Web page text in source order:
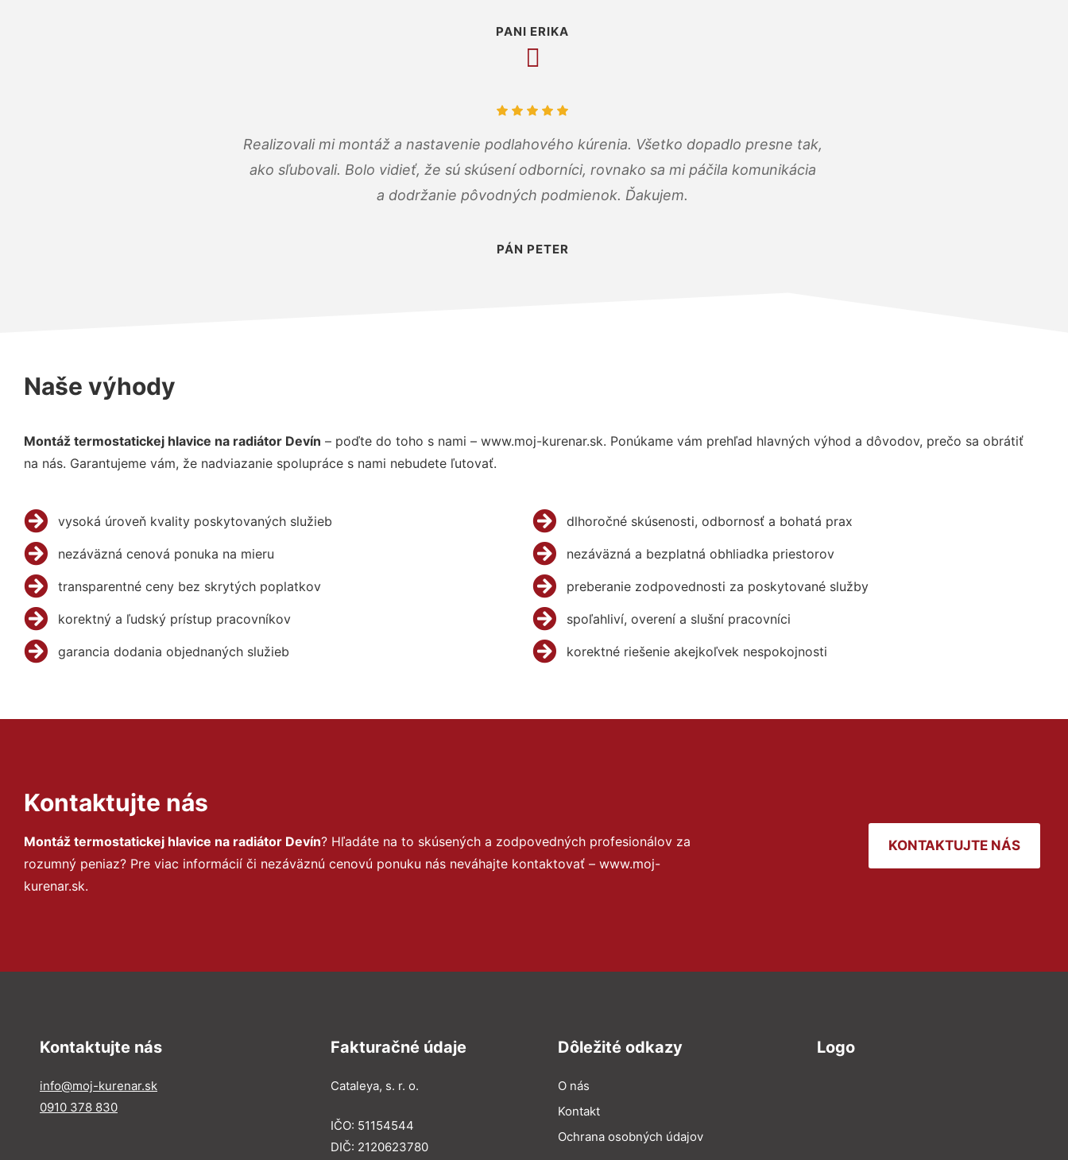
PANI ERIKA
Realizovali mi montáž a nastavenie podlahového kúrenia. Všetko dopadlo presne tak,
ako sľubovali. Bolo vidieť, že sú skúsení odborníci, rovnako sa mi páčila komunikácia
a dodržanie pôvodných podmienok. Ďakujem.
PÁN PETER
Naše výhody
Montáž termostatickej hlavice na radiátor Devín – poďte do toho s nami – www.moj-kurenar.sk. Ponúkame vám prehľad hlavných výhod a dôvodov, prečo sa obrátiť
na nás. Garantujeme vám, že nadviazanie spolupráce s nami nebudete ľutovať.
vysoká úroveň kvality poskytovaných služieb
nezáväzná cenová ponuka na mieru
transparentné ceny bez skrytých poplatkov
korektný a ľudský prístup pracovníkov
garancia dodania objednaných služieb
dlhoročné skúsenosti, odbornosť a bohatá prax
nezáväzná a bezplatná obhliadka priestorov
preberanie zodpovednosti za poskytované služby
spoľahliví, overení a slušní pracovníci
korektné riešenie akejkoľvek nespokojnosti
Kontaktujte nás
Montáž termostatickej hlavice na radiátor Devín? Hľadáte na to skúsených a zodpovedných profesionálov za
rozumný peniaz? Pre viac informácií či nezáväznú cenovú ponuku nás neváhajte kontaktovať – www.moj-
kurenar.sk.
KONTAKTUJTE NÁS
Kontaktujte nás
info@moj-kurenar.sk
0910 378 830
Fakturačné údaje
Cataleya, s. r. o.
IČO: 51154544
DIČ: 2120623780
Dôležité odkazy
O nás
Kontakt
Ochrana osobných údajov
Logo